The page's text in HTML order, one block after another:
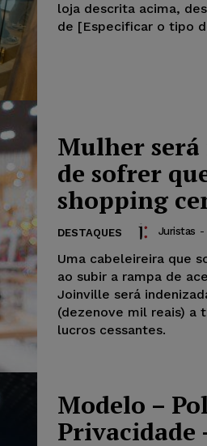
loja descrita acima,
de [Especificar o tipo
Mulher será
de sofrer
shopping
DESTAQUES Juristas -
Uma cabeleireira que
ao subir a rampa de
Joinville será
(dezenove mil reais) a
lucros cessantes.
Modelo –
Privacidade